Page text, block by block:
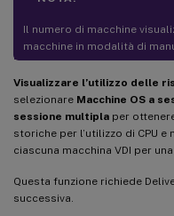
Il numero di macchine
macchine in modalità di
Visualizzare l’utilizzo delle
selezionare Macchine OS a
sessione multipla per
storiche per l’utilizzo di CPU
ciascuna macchina VDI per
Questa funzione richiede
successiva.